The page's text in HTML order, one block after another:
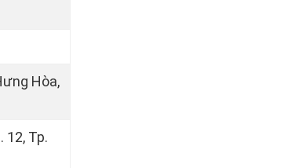
Hòa,
12, Tp.